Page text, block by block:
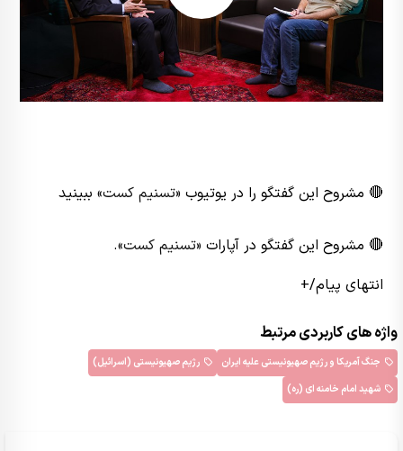
🔴 مشروح این گفتگو را در یوتیوب«تسنیم کست»ببینید
🔴 مشروح این گفتگو در آپارات «تسنیم کست».
انتهای پیام/+
واژه های کاربردی مرتبط
جنگ آمریکا و رژیم صهیونیستی علیه ایران
رژیم صهیونیستی (اسرائیل)
شهید امام خامنه ای (ره)